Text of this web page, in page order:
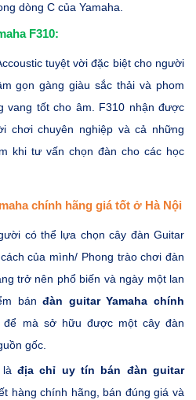
dòng C của Yamaha.
F310:
tuyệt vời đặc biệt cho người
gọn gàng giàu sắc thải và phom
vang tốt cho âm. F310 nhận được
chơi chuyên nghiệp và cả những
khi tư vấn chọn đàn cho các học
chính hãng giá tốt ở Hà Nội
có thể lựa chọn cây đàn Guitar
của mình/ Phong trào chơi đàn
trở nên phổ biến và ngày một lan
bánđàn guitar Yamaha chính
để mà sở hữu được một cây đàn
gốc.
là địa chỉ uy tín bán đàn guitar
hàng chính hãng, bán đúng giá và